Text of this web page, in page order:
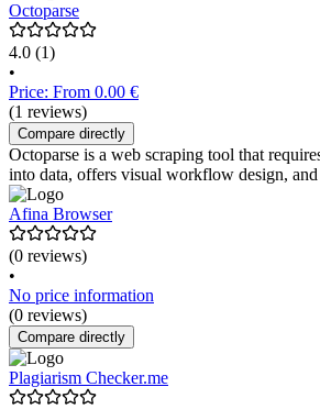
Octoparse
4.0 (1)
•
Price: From 0.00 €
(1 reviews)
Compare directly
Octoparse is a web scraping tool that
into data, offers visual workflow design, and
Afina Browser
(0 reviews)
•
No price information
(0 reviews)
Compare directly
Plagiarism Checker.me